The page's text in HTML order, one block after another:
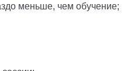
меньше, чем обучение;